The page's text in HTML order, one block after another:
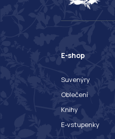
E-shop
Suvenýry
Oblečení
Knihy
E-vstupenky